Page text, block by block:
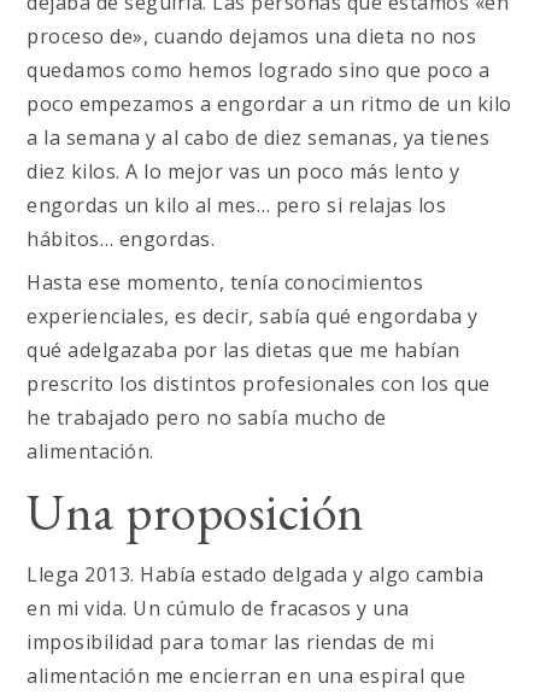
proceso de», cuando dejamos una dieta no nos
quedamos como hemos logrado sino que poco a
poco empezamos a engordar a un ritmo de un kilo
a la semana y al cabo de diez semanas, ya tienes
diez kilos. A lo mejor vas un poco más lento y
engordas un kilo al mes… pero si relajas los
hábitos… engordas.
Hasta ese momento, tenía conocimientos
experienciales, es decir, sabía qué engordaba y
qué adelgazaba por las dietas que me habían
prescrito los distintos profesionales con los que
he trabajado pero no sabía mucho de
alimentación.
Una proposición
Llega 2013. Había estado delgada y algo cambia
en mi vida. Un cúmulo de fracasos y una
imposibilidad para tomar las riendas de mi
alimentación me encierran en una espiral que